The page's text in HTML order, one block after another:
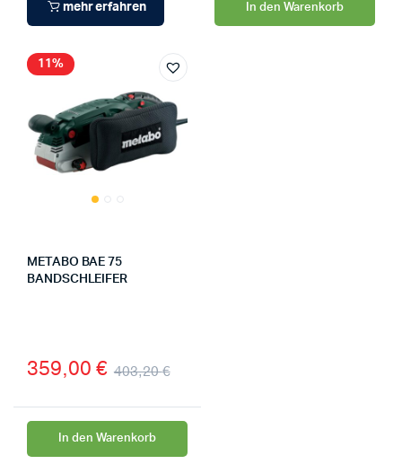
mehr erfahren In den Warenkorb
11%
METABO BAE 75
BANDSCHLEIFER
403,20€
359,00 €
In den Warenkorb